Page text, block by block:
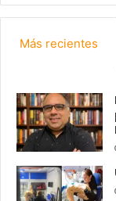
Más recientes